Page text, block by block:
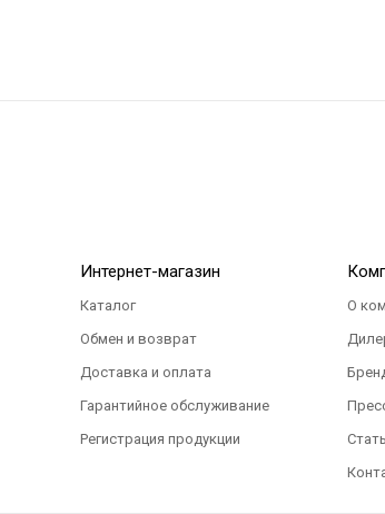
Интернет-магазин
Каталог
Обмен и возврат
Доставка и оплата
Гарантийное обслуживание
Регистрация продукции
О